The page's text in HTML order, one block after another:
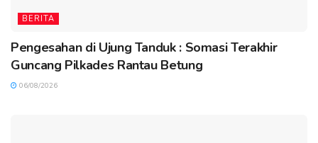
BERITA
Pengesahan di Ujung Tanduk : Somasi Terakhir
Guncang Pilkades Rantau Betung
06/08/2026